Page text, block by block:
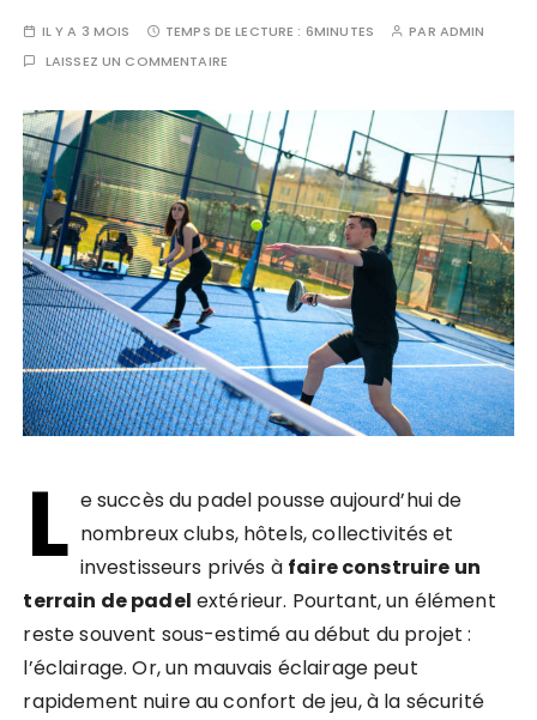
IL Y A 3 MOIS TEMPS DE LECTURE : 6MINUTES PAR ADMIN
LAISSEZ UN COMMENTAIRE
L e succès du padel pousse aujourd’hui de
nombreux clubs, hôtels, collectivités et
investisseurs privés à faire construire un
terrain de padel extérieur. Pourtant, un élément
reste souvent sous-estimé au début du projet :
l’éclairage. Or, un mauvais éclairage peut
rapidement nuire au confort de jeu, à la sécurité